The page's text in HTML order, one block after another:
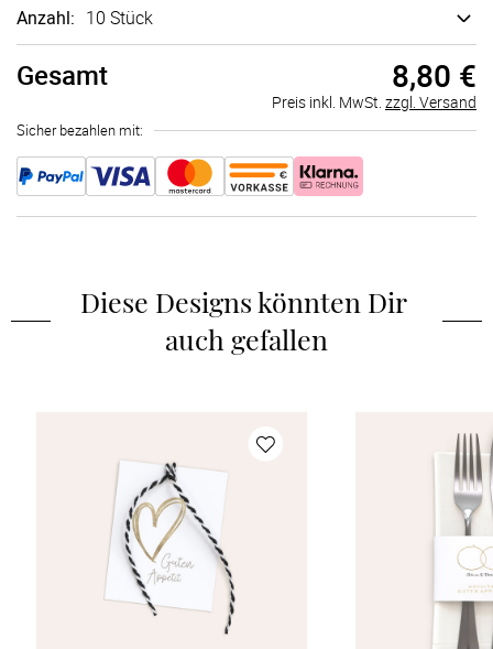
Anzahl: 10 Stück
Gesamt 8,80 €
Preis inkl. MwSt. zzgl. Versand
Sicher bezahlen mit:
Diese Designs könnten Dir
auch gefallen